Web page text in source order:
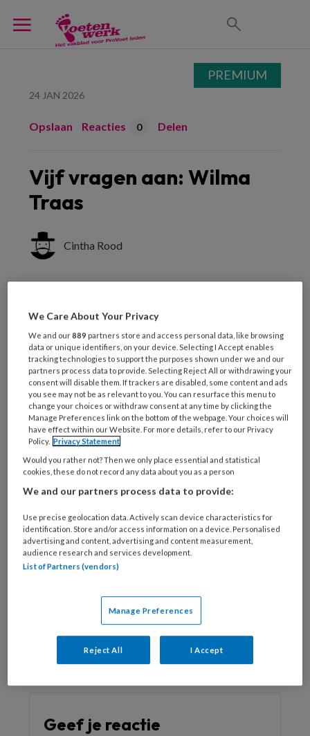
24 JAN 2026
Opslaan Reacties 0 Delen
Vijf vragen aan: Wilma
Traas
Cintha Rood
eigenaar van Pedicurepraktijk
Mariënheem.
PREMIUM
Bekijk de mogelijkheden
PREMIUM
Reageer op dit artikel
Cintha Rood
Geef je reactie
We Care About Your Privacy
We and our889 partners store and access personal data, like browsing
data or unique identifiers, on your device. Selecting I Accept enables
tracking technologies to support the purposes shown under we and our
partners process data to provide. Selecting Reject All or withdrawing your
consent will disable them. If trackers are disabled, some content and ads
you see may not be as relevant to you. You can resurface this menu to
change your choices or withdraw consent at any time by clicking the
Manage Preferences link on the bottom of the webpage. Your choices will
have effect within our Website. For more details, refer to our Privacy
Policy. Privacy Statement
Would you rather not? Then we only place essential and statistical
cookies, these do not record any data about you as a person
We and our partners process data to provide:
Use precise geolocation data. Actively scan device characteristics for
identification. Store and/or access information on a device. Personalised
advertising and content, advertising and content measurement,
audience research and services development.
List of Partners (vendors)
Manage Preferences
Reject All I Accept